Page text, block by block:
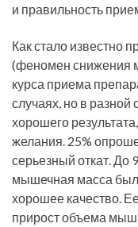
и правильность
Как стало известно
(феномен снижения
курса приема
случаях, но в разной
хорошего
желания. 25%
серьезный откат. До
мышечная масса
хорошее качество.
прирост объема